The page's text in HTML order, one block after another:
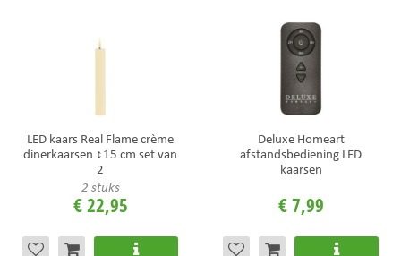
LED kaars Real Flame crème
dinerkaarsen ↕15 cm set van
2
2 stuks
€22,95
Deluxe Homeart
afstandsbediening LED
kaarsen
€7,99